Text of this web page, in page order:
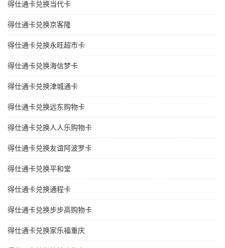
得仕通卡兑换当代卡
得仕通卡兑换京客隆
得仕通卡兑换永旺超市卡
得仕通卡兑换海信梦卡
得仕通卡兑换津城通卡
得仕通卡兑换远东购物卡
得仕通卡兑换人人乐购物卡
得仕通卡兑换友谊阿波罗卡
得仕通卡兑换平和堂
得仕通卡兑换通程卡
得仕通卡兑换步步高购物卡
得仕通卡兑换家乐福重庆